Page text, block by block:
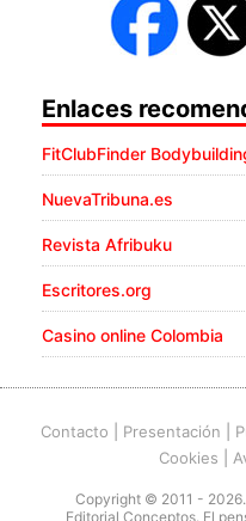
Enlaces
FitClubFinder
NuevaTribuna.es
Revista Afribuku
Escritores.org
Casino online Colombia
Contacto Presentación
Cookies
Copyright © 2011 -
Editorial Conceptos. El